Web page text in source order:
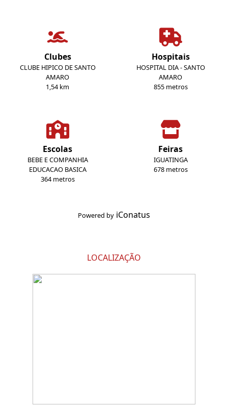
Clubes
CLUBE HIPICO DE SANTO
AMARO
1,54 km
Hospitais
HOSPITAL DIA - SANTO
AMARO
855 metros
Escolas
BEBE E COMPANHIA
EDUCACAO BASICA
364 metros
Feiras
IGUATINGA
678 metros
Powered by iConatus
LOCALIZAÇÃO